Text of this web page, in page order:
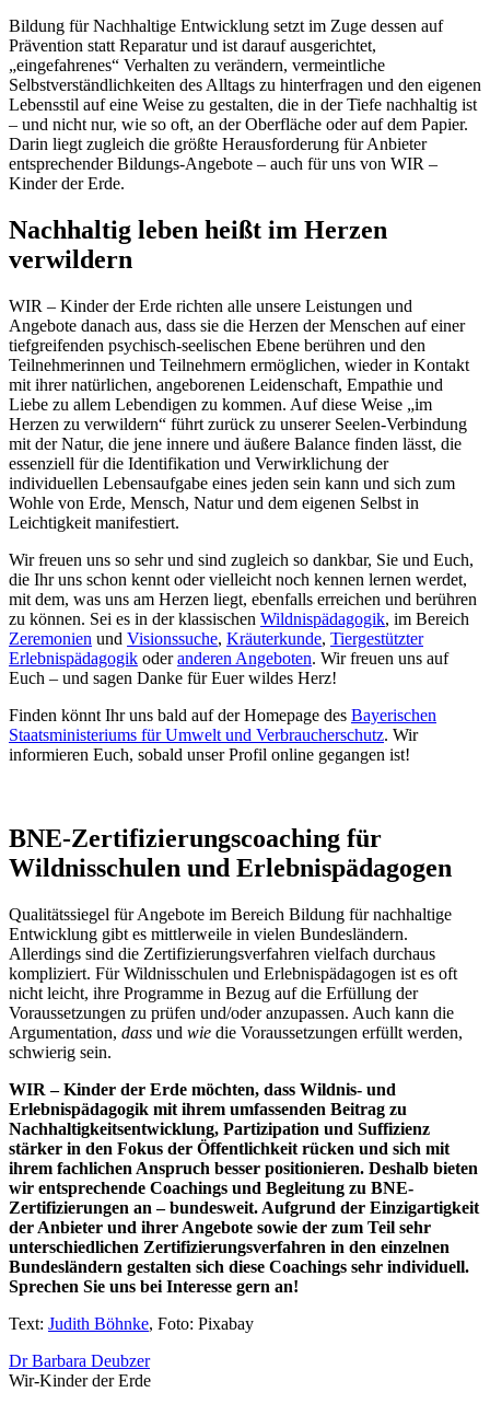
Bildung für Nachhaltige Entwicklung setzt im Zuge dessen auf
Prävention statt Reparatur und ist darauf ausgerichtet,
„eingefahrenes“ Verhalten zu verändern, vermeintliche
Selbstverständlichkeiten des Alltags zu hinterfragen und den eigenen
Lebensstil auf eine Weise zu gestalten, die in der Tiefe nachhaltig ist
– und nicht nur, wie so oft, an der Oberfläche oder auf dem Papier.
Darin liegt zugleich die größte Herausforderung für Anbieter
entsprechender Bildungs-Angebote – auch für uns von WIR –
Kinder der Erde.
Nachhaltig leben heißt im Herzen
verwildern
WIR – Kinder der Erde richten alle unsere Leistungen und
Angebote danach aus, dass sie die Herzen der Menschen auf einer
tiefgreifenden psychisch-seelischen Ebene berühren und den
Teilnehmerinnen und Teilnehmern ermöglichen, wieder in Kontakt
mit ihrer natürlichen, angeborenen Leidenschaft, Empathie und
Liebe zu allem Lebendigen zu kommen. Auf diese Weise „im
Herzen zu verwildern“ führt zurück zu unserer Seelen-Verbindung
mit der Natur, die jene innere und äußere Balance finden lässt, die
essenziell für die Identifikation und Verwirklichung der
individuellen Lebensaufgabe eines jeden sein kann und sich zum
Wohle von Erde, Mensch, Natur und dem eigenen Selbst in
Leichtigkeit manifestiert.
Wir freuen uns so sehr und sind zugleich so dankbar, Sie und Euch,
die Ihr uns schon kennt oder vielleicht noch kennen lernen werdet,
mit dem, was uns am Herzen liegt, ebenfalls erreichen und berühren
zu können. Sei es in der klassischen Wildnispädagogik, im Bereich
Zeremonien und Visionssuche, Kräuterkunde, Tiergestützter
Erlebnispädagogik oderanderen Angeboten. Wir freuen uns auf
Euch – und sagen Danke für Euer wildes Herz!
Finden könnt Ihr uns bald auf der Homepage des Bayerischen
Staatsministeriums für Umwelt und Verbraucherschutz. Wir
informieren Euch, sobald unser Profil online gegangen ist!
BNE-Zertifizierungscoaching für
Wildnisschulen und Erlebnispädagogen
Qualitätssiegel für Angebote im Bereich Bildung für nachhaltige
Entwicklung gibt es mittlerweile in vielen Bundesländern.
Allerdings sind die Zertifizierungsverfahren vielfach durchaus
kompliziert. Für Wildnisschulen und Erlebnispädagogen ist es oft
nicht leicht, ihre Programme in Bezug auf die Erfüllung der
Voraussetzungen zu prüfen und/oder anzupassen. Auch kann die
Argumentation, dass und wie die Voraussetzungen erfüllt werden,
schwierig sein.
WIR – Kinder der Erde möchten, dass Wildnis- und
Erlebnispädagogik mit ihrem umfassenden Beitrag zu
Nachhaltigkeitsentwicklung, Partizipation und Suffizienz
stärker in den Fokus der Öffentlichkeit rücken und sich mit
ihrem fachlichen Anspruch besser positionieren. Deshalb bieten
wir entsprechende Coachings und Begleitung zu BNE-
Zertifizierungen an – bundesweit. Aufgrund der Einzigartigkeit
der Anbieter und ihrer Angebote sowie der zum Teil sehr
unterschiedlichen Zertifizierungsverfahren in den einzelnen
Bundesländern gestalten sich diese Coachings sehr individuell.
Sprechen Sie uns bei Interesse gern an!
Text: Judith Böhnke, Foto: Pixabay
Dr Barbara Deubzer
Wir-Kinder der Erde